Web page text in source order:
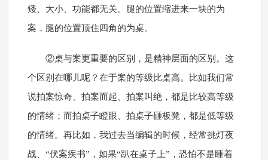
矮、大小、功能都无关。腿的位置缩进来一块的为
案，腿的位置顶住四角的为桌。
②桌与案更重要的区别，是精神层面的区别。这
个区别在哪儿呢？在于案的等级比桌高。比如我们常
说拍案惊奇、拍案而起、拍案叫绝，都是比较高等级
的情绪；而拍桌子瞪眼、拍桌子砸板凳，都是低等级
的情绪。再比如，我过去当编辑的时候，经常挑灯夜
战、“伏案疾书”，如果“趴在桌子上”，恐怕不是睡着